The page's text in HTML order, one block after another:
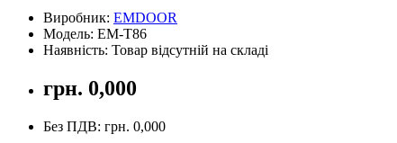
Виробник: EMDOOR
Модель: EM-T86
Наявність: Товар відсутній на складі
грн. 0,000
Без ПДВ: грн. 0,000